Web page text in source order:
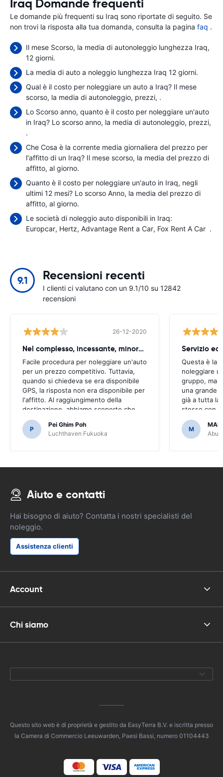
Iraq Domande frequenti
Le domande più frequenti su Iraq sono riportate di seguito. Se
non trovi la risposta alla tua domanda, consulta la pagina faq .
Il mese Scorso, la media di autonoleggio lunghezza Iraq,
12 giorni.
La media di auto a noleggio lunghezza Iraq 12 giorni.
Qual è il costo per noleggiare un auto a Iraq? Il mese
scorso, la media di autonoleggio, prezzi, .
Lo Scorso anno, quanto è il costo per noleggiare un'auto
in Iraq? Lo scorso anno, la media di autonoleggio, prezzi,
.
Che Cosa è la corrente media giornaliera del prezzo per
l'affitto di un Iraq? Il mese scorso, la media del prezzo di
affitto, al giorno.
Quanto è il costo per noleggiare un'auto in Iraq, negli
ultimi 12 mesi? Lo scorso Anno, la media del prezzo di
affitto, al giorno.
Le società di noleggio auto disponibili in Iraq:
Europcar Hertz Advantage Rent a Car Fox Rent A Car .
9.1 Recensioni recenti
I clienti ci valutano con un 9.1/10 su 12842
recensioni
26-12-2020
Nel complesso, incessante, minore singhiozzo
Facile procedura per noleggiare un'auto
per un prezzo competitivo. Tuttavia,
quando si chiedeva se era disponibile
GPS, la risposta non era disponibile per
l'affitto. Al raggiungimento della
destinazione, abbiamo scoperto che
l'auto è venuta con GPS.Sarebbe stato
terribile se avessimo deciso di
acquistare un GPS come era necessario
P
Pei Ghim Poh
Luchthaven Fukuoka
Servizio
Questa è la
noleggiare
gruppo, ma
una grande
già a tutta la
stesso con
averlo reso
M
Abu
Aiuto e contatti
Hai bisogno di aiuto? Contatta i nostri specialisti del
noleggio.
Assistenza clienti
Account
Chi siamo
Questo sito web è di proprietà e gestito da EasyTerra B.V. e iscritta presso
la Camera di Commercio Leeuwarden, Paesi Bassi, numero 01104443